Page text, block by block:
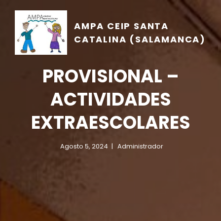
AMPA CEIP SANTA
CATALINA (SALAMANCA)
PROVISIONAL –
ACTIVIDADES
EXTRAESCOLARES
Agosto 5, 2024 Administrador